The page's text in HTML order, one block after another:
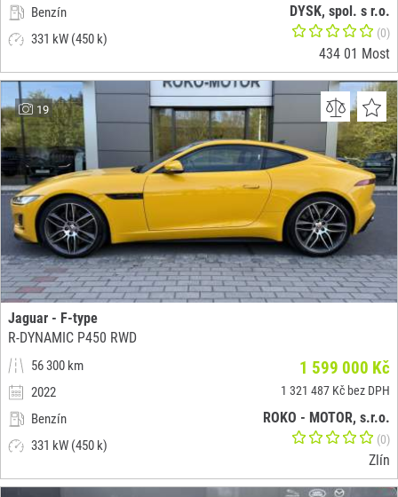
Benzín
331 kW (450 k)
DYSK, spol. s r.o.
(0)
434 01 Most
19
Jaguar - F-type
R-DYNAMIC P450 RWD
56 300 km
2022
Benzín
331 kW (450 k)
1 599 000 Kč
1 321 487 Kč bez DPH
ROKO - MOTOR, s.r.o.
(0)
Zlín